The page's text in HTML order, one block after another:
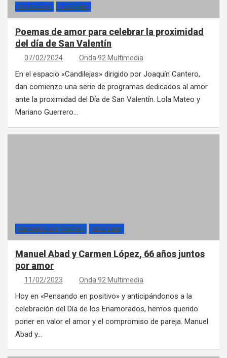
CANDILEJAS SECCIONES
Poemas de amor para celebrar la proximidad
del día de San Valentín
07/02/2024 Onda 92 Multimedia
En el espacio «Candilejas» dirigido por Joaquín Cantero,
dan comienzo una serie de programas dedicados al amor
ante la proximidad del Día de San Valentín. Lola Mateo y
Mariano Guerrero…
PENSANDO EN POSITIVO SECCIONES
Manuel Abad y Carmen López, 66 años juntos
por amor
11/02/2023 Onda 92 Multimedia
Hoy en «Pensando en positivo» y anticipándonos a la
celebración del Día de los Enamorados, hemos querido
poner en valor el amor y el compromiso de pareja. Manuel
Abad y…